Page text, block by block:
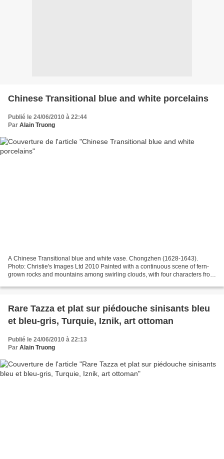
Chinese Transitional blue and white porcelains
Publié le 24/06/2010 à 22:44
Par Alain Truong
A Chinese Transitional blue and white vase. Chongzhen (1628-1643).
Photo: Christie's Images Ltd 2010 Painted with a continuous scene of fern-
grown rocks and mountains among swirling clouds, with four characters from
Rare Tazza et plat sur piédouche sinisants bleu
et bleu-gris, Turquie, Iznik, art ottoman
Publié le 24/06/2010 à 22:13
Par Alain Truong